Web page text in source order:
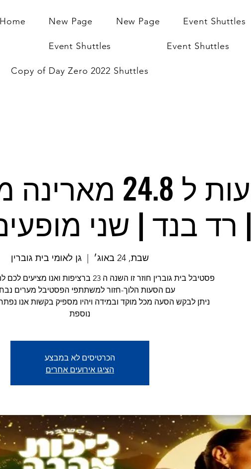
Home New Page New Page Event Shuttles
Event Shuttles Event Shuttles
Copy of Day Zero 2022 Shuttles
הסעות ל 24.8
| רד בנד | שני
שבת, 24 באוג׳ גן לאומי בית גוברין
פסטיבל בית גוברין חוזר זו השנה ה 23 ברציפות
ניתן לבקש הסעה מכל מוקד ובמידה ויהיו מספיק בקשות אנו
נוספת
הכרטיסים לא במבצע
הציגו אירועים אחרים